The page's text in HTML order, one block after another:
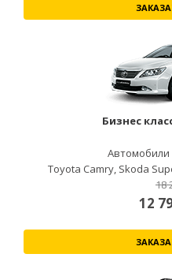
Бизнес
Автомобили
Toyota Camry, Skoda
18
12